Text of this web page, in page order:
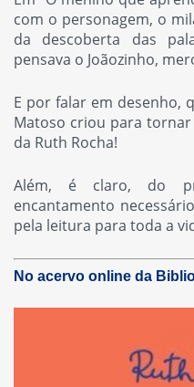
com o personagem, o
da descoberta das
pensava o Joãozinho,
E por falar em desenho,
Matoso criou para
da Ruth Rocha!
Além, é claro, do
encantamento
pela leitura para toda a
No acervo online da